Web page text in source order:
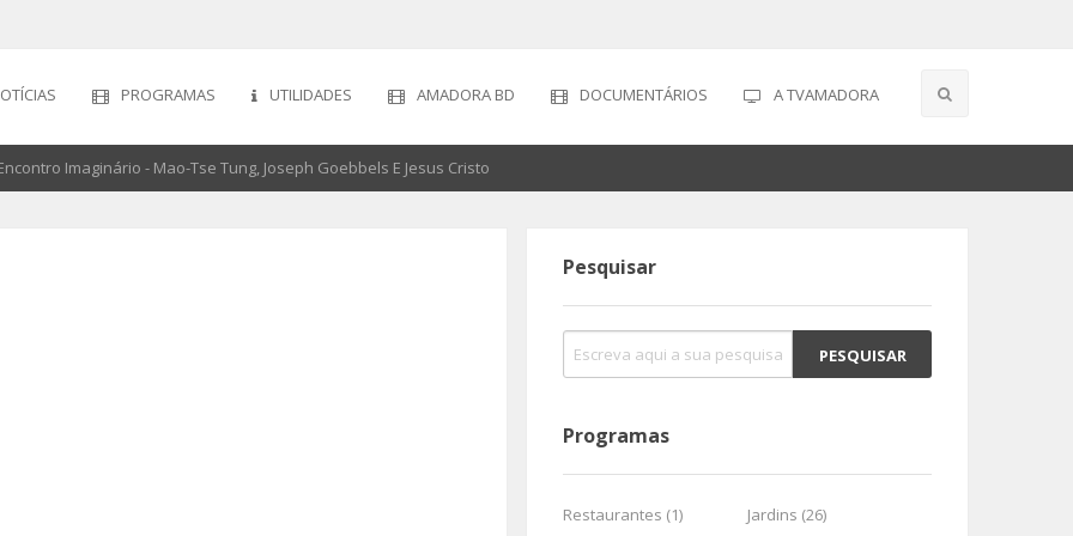
PROGRAMAS UTILIDADES AMADORA BD DOCUMENTÁRIOS A TVAMADORA
Imaginário - Mao-Tse Tung, Joseph Goebbels E Jesus Cristo
Pesquisar
Programas
Restaurantes (1)
Jardins (26)